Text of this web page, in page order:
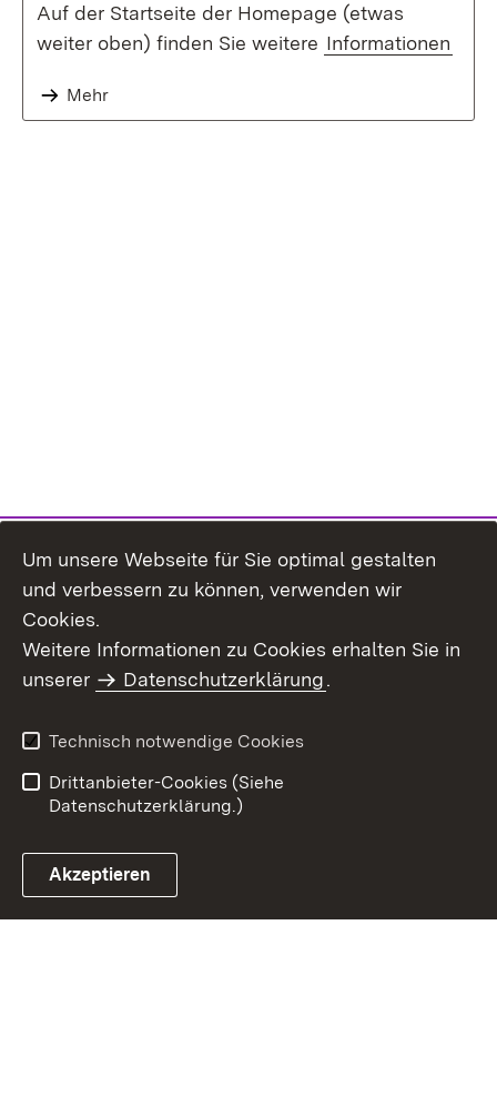
Auf der Startseite der Homepage (etwas
weiter oben) finden Sie weitere Informationen
Mehr
Benutzungshinweise
Erklärung zur
Um unsere Webseite für Sie optimal gestalten
und verbessern zu können, verwenden wir
Cookies.
Weitere Informationen zu Cookies erhalten Sie in
unserer
Datenschutzerklärung.
Technisch notwendige Cookies
Drittanbieter-Cookies (Siehe
Datenschutzerklärung.)
Akzeptieren